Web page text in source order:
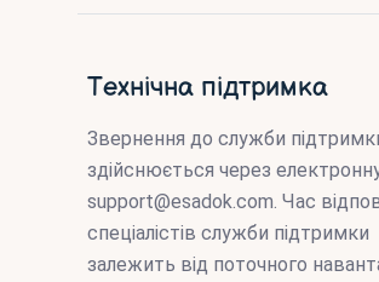
Технічна підтримка
Звернення до служби
здійснюється через
support@esadok.com. Час
спеціалістів служби підтримки
залежить від поточного